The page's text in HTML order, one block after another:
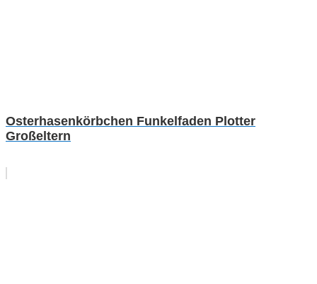
Osterhasenkörbchen Funkelfaden Plotter
Großeltern